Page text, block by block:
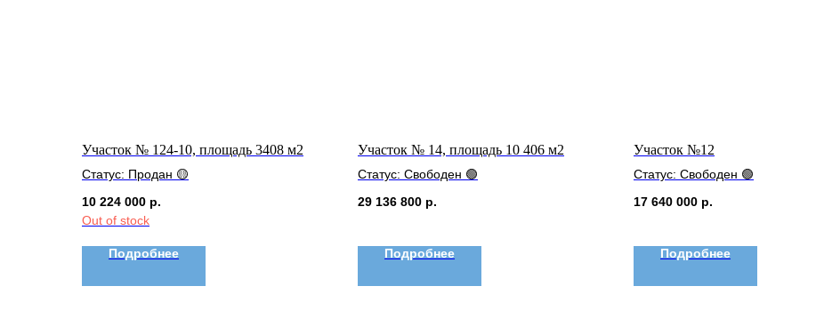
Участок № 124-10, площадь 3408 м2
Статус: Продан 🟡
10 224 000 р.
Out of stock
Подробнее
Участок № 14, площадь 10 406 м2
Статус: Свободен 🟢
29 136 800 р.
Подробнее
Участок №12
Статус: Свободен 🟢
17 640 000 р.
Подробнее